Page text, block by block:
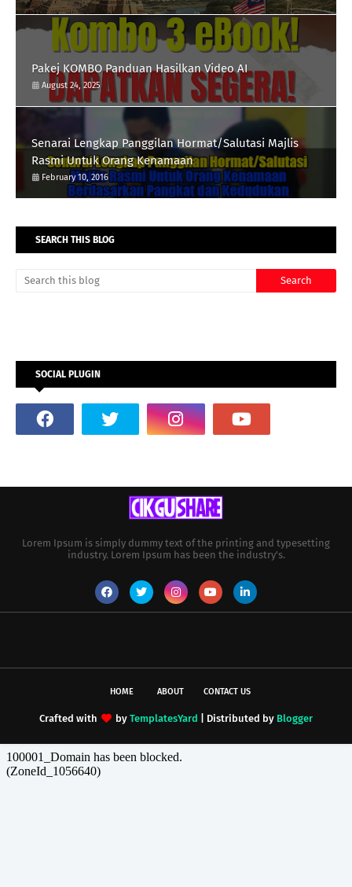
Pakej KOMBO Panduan Hasilkan Video AI
August 24, 2025
Senarai Lengkap Panggilan Hormat/Salutasi Majlis
Rasmi Untuk Orang Kenamaan
February 10, 2016
SEARCH THIS BLOG
SOCIAL PLUGIN
Lorem Ipsum is simply dummy text of the printing and typesetting
industry. Lorem Ipsum has been the industry's.
HOME ABOUT CONTACT US
Crafted with by TemplatesYard | Distributed by Blogger